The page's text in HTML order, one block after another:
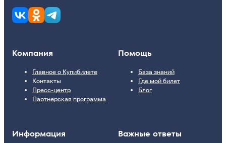
Компания
Главное о Купибилете
Контакты
Пресс-центр
Партнерская программа
Помощь
База знаний
Где мой билет
Блог
Информация Важные ответы